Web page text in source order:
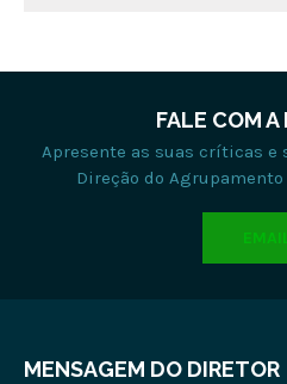
FALE COM A
Apresente as suas críticas e
Direção do
MENSAGEM DO DIRETOR